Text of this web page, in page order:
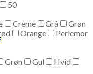
50
Creme Grå
Grøn
Orange
Perlemor
Grøn Gul
Hvid